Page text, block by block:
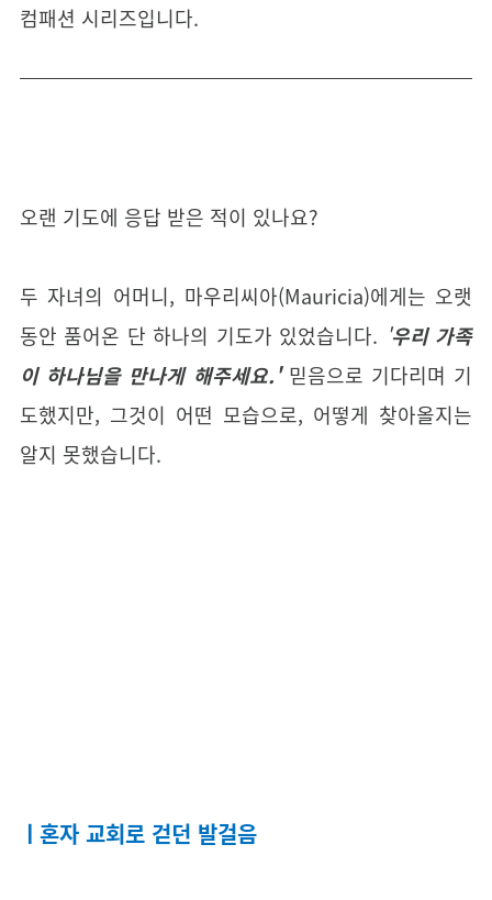
컴패션 시리즈입니다.
오랜 기도에 응답 받은 적이 있나요?
두 자녀의 어머니, 마우리씨아(Mauricia)에게는 오랫
동안 품어온 단 하나의 기도가 있었습니다. '우리 가족
이 하나님을 만나게 해주세요.'믿음으로 기다리며 기
도했지만, 그것이 어떤 모습으로, 어떻게 찾아올지는
알지 못했습니다.
ㅣ혼자 교회로 걷던 발걸음